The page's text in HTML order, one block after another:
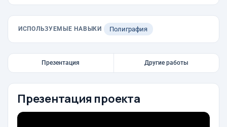
ИСПОЛЬЗУЕМЫЕ НАВЫКИ Полиграфия
Презентация Другие работы
Презентация проекта